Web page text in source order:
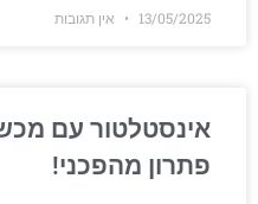
13/05/2025 אין תגובות
אינסטלטור עם
פתרון מהפכני!